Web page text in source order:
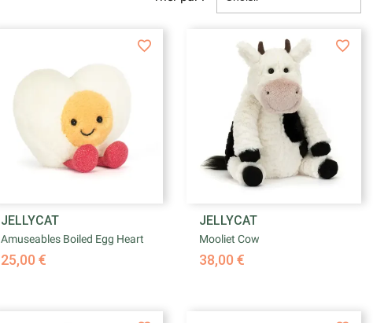
Aperçu rapide
JELLYCAT
Amuseables Boiled Egg Heart
25,00 €
Aperçu rapide
JELLYCAT
Mooliet Cow
38,00 €